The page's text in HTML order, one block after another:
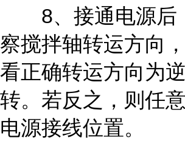
8、接通电源后
察搅拌轴转运方向
看正确转运方向为
转。若反之，则任
电源接线位置。